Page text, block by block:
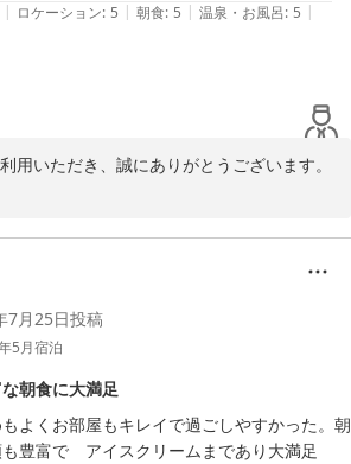
| ロケーション: 5 | 朝食: 5 | 温泉・お風呂: 5 |
用いただき、誠にありがとうございます。
じます。
ざいましたが、夜景もお楽しみいただけた
す。
もお褒めの言葉をいただき、スタッフ一同
してはご不便をおかけし、誠に申し訳ござ
、かつ安全にお停めいただけるよう、お寄
7月25日投稿
5月宿泊
朝食に大満足
よくお部屋もキレイで過ごしやすかった。朝
豊富で　アイスクリームまであり大満足